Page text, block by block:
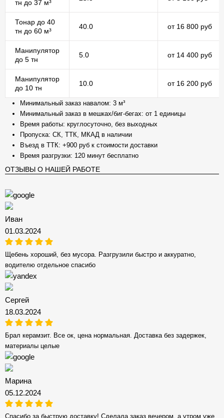
тн до 37 м³
Тонар до 40
тн до 60 м³
40.0 от 16 800 руб
Манипулятор
до 5 тн
5.0 от 14 400 руб
Манипулятор
до 10 тн
10.0 от 16 200 руб
Минимальный заказ навалом: 3 м³
Минимальный заказ в мешках/биг-бегах: от 1 единицы
Время работы: круглосуточно, без выходных
Пропуска: СК, ТТК, МКАД в наличии
Въезд в ТТК: +900 руб к стоимости доставки
Время разгрузки: 120 минут бесплатно
ОТЗЫВЫ О НАШЕЙ РАБОТЕ
Иван
01.03.2024
Щебень хороший, без мусора. Разгрузили быстро и аккуратно,
водителю отдельное спасибо
Сергей
18.03.2024
Брал керамзит. Все ок, цена нормальная. Доставка без задержек,
материалы целые
Марина
05.12.2024
Спасибо за быструю доставку! Сделала заказ вечером, а утром уже